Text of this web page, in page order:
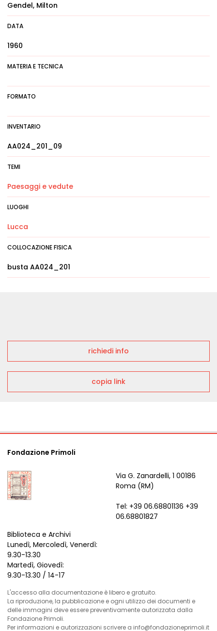
Gendel, Milton
DATA
1960
MATERIA E TECNICA
FORMATO
INVENTARIO
AA024_201_09
TEMI
Paesaggi e vedute
LUOGHI
Lucca
COLLOCAZIONE FISICA
busta AA024_201
richiedi info
copia link
Fondazione Primoli
Via G. Zanardelli, 1 00186
Roma (RM)
Tel: +39 06.68801136 +39
06.68801827
Biblioteca e Archivi
Lunedì, Mercoledì, Venerdì:
9.30-13.30
Martedì, Giovedì:
9.30-13.30 / 14-17
L'accesso alla documentazione è libero e gratuito.
La riproduzione, la pubblicazione e ogni utilizzo dei documenti e
delle immagini deve essere preventivamente autorizzata dalla
Fondazione Primoli.
Per informazioni e autorizzazioni scrivere a info@fondazioneprimoli.it